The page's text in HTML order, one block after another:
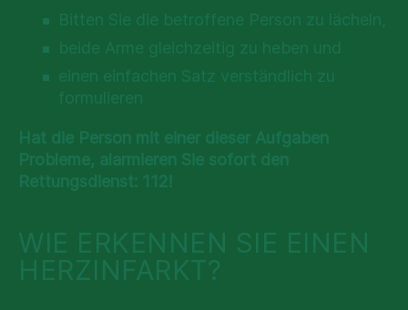
Bitten Sie die betroffene Person zu lächeln,
beide Arme gleichzeitig zu heben und
einen einfachen Satz verständlich zu
formulieren
Hat die Person mit einer dieser Aufgaben
Probleme, alarmieren Sie sofort den
Rettungsdienst: 112!
WIE ERKENNEN SIE EINEN
HERZINFARKT?